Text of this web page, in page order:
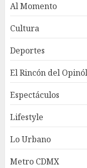
Al Momento
Cultura
Deportes
El Rincón del
Espectáculos
Lifestyle
Lo Urbano
Metro CDMX